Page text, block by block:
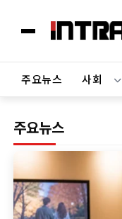
주요뉴스 사회
주요뉴스